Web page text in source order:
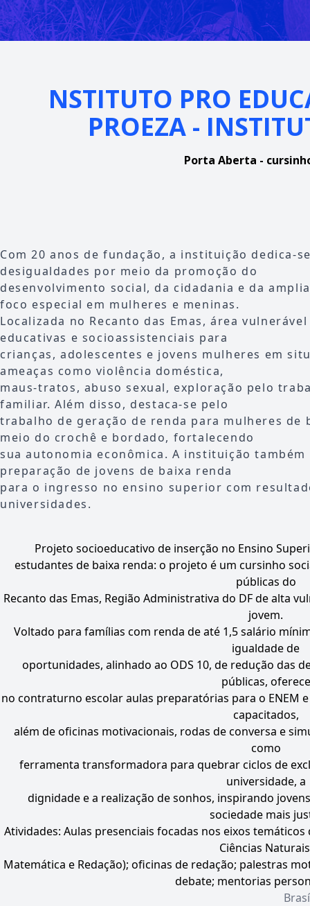
NSTITUTO PRO
PROEZA -
Porta Aberta -
Com 20 anos de fundação, a instituição dedica-
desigualdades por meio da promoção do
desenvolvimento social, da cidadania e da
foco especial em mulheres e meninas.
Localizada no Recanto das Emas, área
educativas e socioassistenciais para
crianças, adolescentes e jovens mulheres em
ameaças como violência doméstica,
maus-tratos, abuso sexual, exploração pelo
familiar. Além disso, destaca-se pelo
trabalho de geração de renda para mulheres de
meio do crochê e bordado, fortalecendo
sua autonomia econômica. A instituição
preparação de jovens de baixa renda
para o ingresso no ensino superior com
universidades.
Projeto socioeducativo de inserção no Ensino
estudantes de baixa renda: o projeto é um cursinho
públicas do
Recanto das Emas, Região Administrativa do DF de alta
jovem.
Voltado para famílias com renda de até 1,5 salário
igualdade de
oportunidades, alinhado ao ODS 10, de redução das
públicas, oferece
no contraturno escolar aulas preparatórias para o ENEM
capacitados,
além de oficinas motivacionais, rodas de conversa e
como
ferramenta transformadora para quebrar ciclos de
universidade, a
dignidade e a realização de sonhos, inspirando
sociedade mais
Atividades: Aulas presenciais focadas nos eixos temáticos
Ciências
Matemática e Redação); oficinas de redação; palestras
debate; mentorias